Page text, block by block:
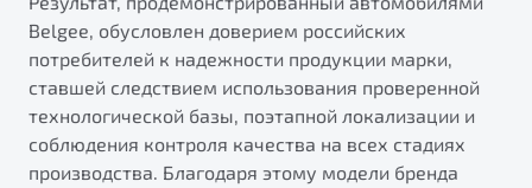
Обзор В наличии
Belgee, обусловлен доверием российских
потребителей к надежности продукции марки,
ставшей следствием использования проверенной
технологической базы, поэтапной локализации и
соблюдения контроля качества на всех стадиях
производства. Благодаря этому модели бренда